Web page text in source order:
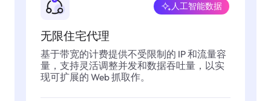
无限住宅代理
人工智能数据
基于带宽的计费提供不受限制的 IP 和流量容
量，支持灵活调整并发和数据吞吐量，以实
现可扩展的 Web 抓取作。